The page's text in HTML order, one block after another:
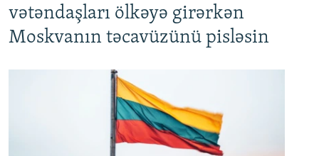
vətəndaşları ölkəyə girərkən
Moskvanın təcavüzünü pisləsin